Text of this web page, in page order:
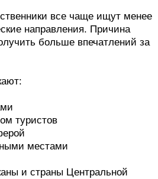
все чаще ищут менее
направления. Причина
больше впечатлений за
туристов
местами
и страны Центральной